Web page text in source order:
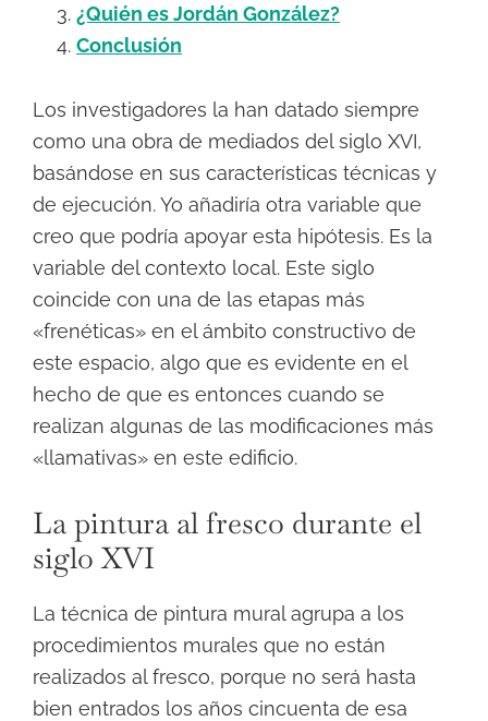
¿Quién es Jordán González?
Conclusión
Los investigadores la han datado siempre
como una obra de mediados del siglo XVI,
basándose en sus características técnicas y
de ejecución. Yo añadiría otra variable que
creo que podría apoyar esta hipótesis. Es la
variable del contexto local. Este siglo
coincide con una de las etapas más
«frenéticas» en el ámbito constructivo de
este espacio, algo que es evidente en el
hecho de que es entonces cuando se
realizan algunas de las modificaciones más
«llamativas» en este edificio.
La pintura al fresco durante el
siglo XVI
La técnica de pintura mural agrupa a los
procedimientos murales que no están
realizados al fresco, porque no será hasta
bien entrados los años cincuenta de esa